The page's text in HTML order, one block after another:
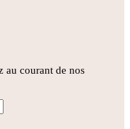
au courant de nos